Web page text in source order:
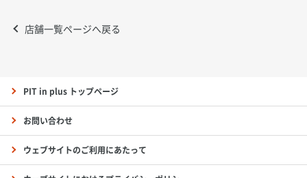
店舗一覧ページへ戻る
PIT in plus トップページ
お問い合わせ
ウェブサイトのご利用にあたって